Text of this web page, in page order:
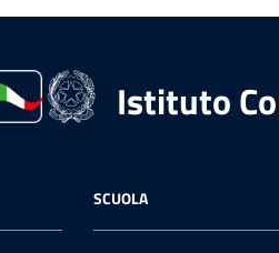
Istituto
SCUOLA